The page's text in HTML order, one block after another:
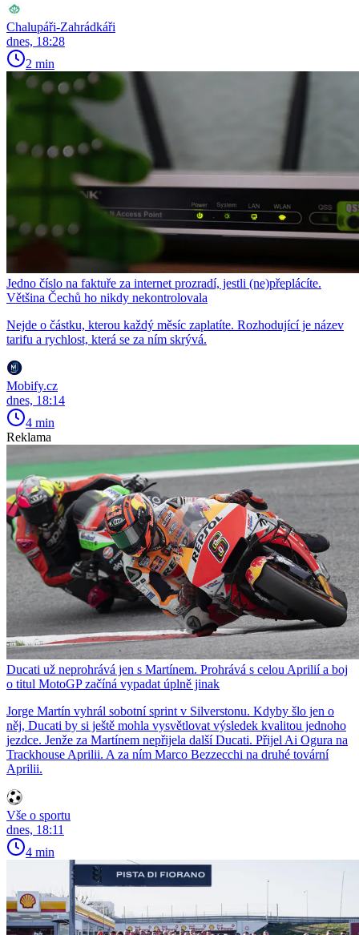
Chalupáři-Zahrádkáři
dnes, 18:28
2 min
Jedno číslo na faktuře za internet prozradí, jestli (ne)přeplácíte.
Většina Čechů ho nikdy nekontrolovala
Nejde o částku, kterou každý měsíc zaplatíte. Rozhodující je název
tarifu a rychlost, která se za ním skrývá.
Mobify.cz
dnes, 18:14
4 min
Reklama
Ducati už neprohrává jen s Martínem. Prohrává s celou Aprilií a boj
o titul MotoGP začíná vypadat úplně jinak
Jorge Martín vyhrál sobotní sprint v Silverstonu. Kdyby šlo jen o
něj, Ducati by si ještě mohla vysvětlovat výsledek kvalitou jednoho
jezdce. Jenže za Martínem nepřijela další Ducati. Přijel Ai Ogura na
Trackhouse Aprilii. A za ním Marco Bezzecchi na druhé tovární
Aprilii.
Vše o sportu
dnes, 18:11
4 min